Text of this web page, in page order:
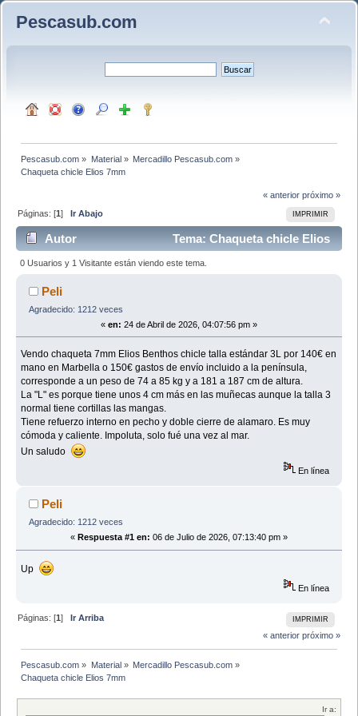
Pescasub.com
Pescasub.com » Material» Mercadillo Pescasub.com»
Chaqueta chicle Elios 7mm
« anterior próximo »
IMPRIMIR
Páginas: [1]Ir Abajo
Autor
Tema: Chaqueta chicle Elios
7mm (Leído 880 veces)
0 Usuarios y 1 Visitante están viendo este tema.
Peli
Agradecido: 1212 veces
« en: 24 de Abril de 2026, 04:07:56 pm »
Vendo chaqueta 7mm Elios Benthos chicle talla estándar 3L por 140€ en
mano en Marbella o 150€ gastos de envío incluido a la península,
corresponde a un peso de 74 a 85 kg y a 181 a 187 cm de altura.
La "L" es porque tiene unos 4 cm más en las muñecas aunque la talla 3
normal tiene cortillas las mangas.
Tiene refuerzo interno en pecho y doble cierre de alamaro. Es muy
cómoda y caliente. Impoluta, solo fué una vez al mar.
Un saludo
En línea
Peli
Agradecido: 1212 veces
« Respuesta #1 en: 06 de Julio de 2026, 07:13:40 pm »
Up
En línea
IMPRIMIR
Páginas: [1]
Ir Arriba
« anterior próximo »
Pescasub.com » Material » Mercadillo Pescasub.com»
Chaqueta chicle Elios 7mm
Ir a: